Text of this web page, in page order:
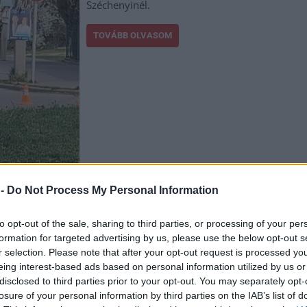
Do Not Process My Personal Information
opt-out of the sale, sharing to third parties, or processing of your
for targeted advertising by us, please use the below opt-out
selection. Please note that after your opt-out request is processed
interest-based ads based on personal information utilized by us
to third parties prior to your opt-out. You may separately
of your personal information by third parties on the IAB’s list of
Széchenyinél.
TOVÁBB OLVASOM
,kidönt,mentőautó,szechenyi,széchenyi lakótelep,személyautó
a közbiztonságról, ezek a lakossági igények
Közbiztonsági fórum zajlott a múlt héten a